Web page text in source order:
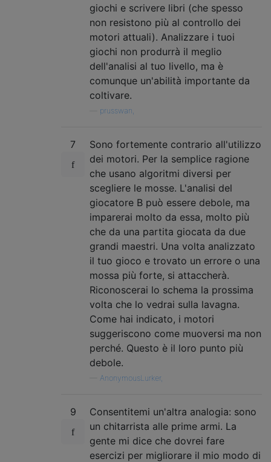
giochi e scrivere libri (che spesso
non resistono più al controllo dei
motori attuali). Analizzare i tuoi
giochi non produrrà il meglio
dell'analisi al tuo livello, ma è
comunque un'abilità importante da
coltivare.
prusswan,
7
Sono fortemente contrario all'utilizzo
dei motori. Per la semplice ragione
che usano algoritmi diversi per
scegliere le mosse. L'analisi del
giocatore B può essere debole, ma
imparerai molto da essa, molto più
che da una partita giocata da due
grandi maestri. Una volta analizzato
il tuo gioco e trovato un errore o una
mossa più forte, si attaccherà.
Riconoscerai lo schema la prossima
volta che lo vedrai sulla lavagna.
Come hai indicato, i motori
suggeriscono come muoversi ma non
perché. Questo è il loro punto più
debole.
AnonymousLurker,
9
Consentitemi un'altra analogia: sono
un chitarrista alle prime armi. La
gente mi dice che dovrei fare
esercizi per migliorare il mio modo di